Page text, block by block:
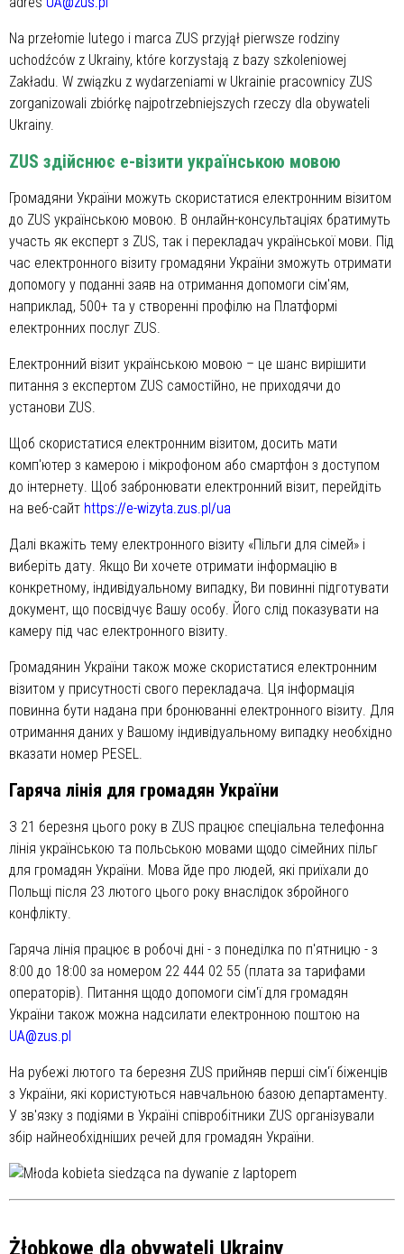
Na przełomie lutego i marca ZUS przyjął pierwsze rodziny
uchodźców z Ukrainy, które korzystają z bazy szkoleniowej
Zakładu. W związku z wydarzeniami w Ukrainie pracownicy ZUS
zorganizowali zbiórkę najpotrzebniejszych rzeczy dla obywateli
Ukrainy.
ZUS здійснює е-візити українською мовою
Громадяни України можуть скористатися електронним візитом
до ZUS українською мовою. В онлайн-консультаціях братимуть
участь як експерт з ZUS, так і перекладач української мови. Під
час електронного візиту громадяни України зможуть отримати
допомогу у поданні заяв на отримання допомоги сім'ям,
наприклад, 500+ та у створенні профілю на Платформі
електронних послуг ZUS.
Електронний візит українською мовою – це шанс вирішити
питання з експертом ZUS самостійно, не приходячи до
установи ZUS.
Щоб скористатися електронним візитом, досить мати
комп'ютер з камерою і мікрофоном або смартфон з доступом
до інтернету. Щоб забронювати електронний візит, перейдіть
на веб-сайт https://e-wizyta.zus.pl/ua
Далі вкажіть тему електронного візиту «Пільги для сімей» і
виберіть дату. Якщо Ви хочете отримати інформацію в
конкретному, індивідуальному випадку, Ви повинні підготувати
документ, що посвідчує Вашу особу. Його слід показувати на
камеру під час електронного візиту.
Громадянин України також може скористатися електронним
візитом у присутності свого перекладача. Ця інформація
повинна бути надана при бронюванні електронного візиту. Для
отримання даних у Вашому індивідуальному випадку необхідно
вказати номер PESEL.
Гаряча лінія для громадян України
З 21 березня цього року в ZUS працює спеціальна телефонна
лінія українською та польською мовами щодо сімейних пільг
для громадян України. Мова йде про людей, які приїхали до
Польщі після 23 лютого цього року внаслідок збройного
конфлікту.
Гаряча лінія працює в робочі дні - з понеділка по п'ятницю - з
8:00 до 18:00 за номером 22 444 02 55 (плата за тарифами
операторів). Питання щодо допомоги сім'ї для громадян
України також можна надсилати електронною поштою на
UA@zus.pl
На рубежі лютого та березня ZUS прийняв перші сім'ї біженців
з України, які користуються навчальною базою департаменту.
У зв'язку з подіями в Україні співробітники ZUS організували
збір найнеобхідніших речей для громадян України.
Żłobkowe dla obywateli Ukrainy